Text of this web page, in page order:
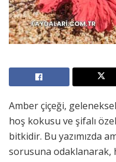
Amber çiçeği,
hoş kokusu ve şifalı
bitkidir. Bu yazımızda
sorusuna odaklanarak,